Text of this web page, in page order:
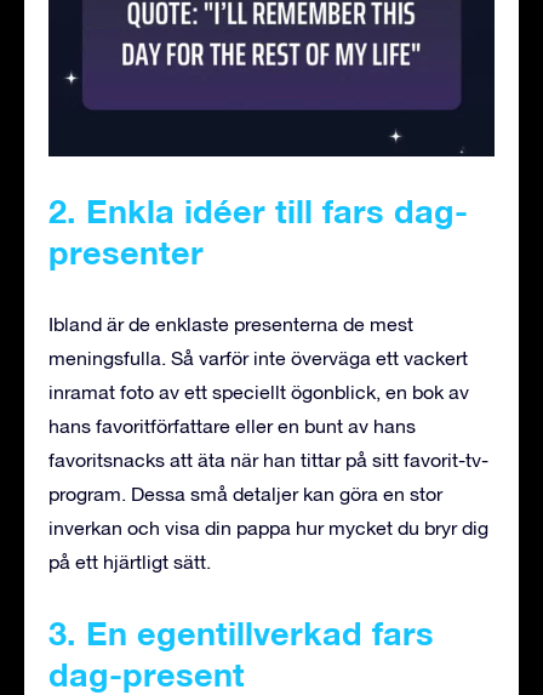
2. Enkla idéer till fars dag-
presenter
Ibland är de enklaste presenterna de mest
meningsfulla. Så varför inte överväga ett vackert
inramat foto av ett speciellt ögonblick, en bok av
hans favoritförfattare eller en bunt av hans
favoritsnacks att äta när han tittar på sitt favorit-tv-
program. Dessa små detaljer kan göra en stor
inverkan och visa din pappa hur mycket du bryr dig
på ett hjärtligt sätt.
3. En egentillverkad fars
dag-present